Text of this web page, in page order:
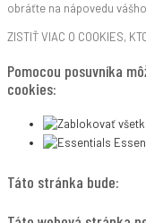
obráťte na nápovedu
ZISTIŤ VIAC O COOKIES,
Pomocou posuvníka
cookies:
Táto stránka bude: